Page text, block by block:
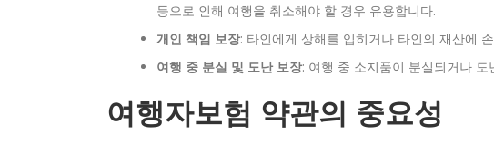
등으로 인해 여행을 취소해야 할 경우 유용합니다.
개인 책임 보장: 타인에게 상해를 입히거나 타인의 재산에
여행 중 분실 및 도난 보장: 여행 중 소지품이 분실되거나
여행자보험 약관의 중요성